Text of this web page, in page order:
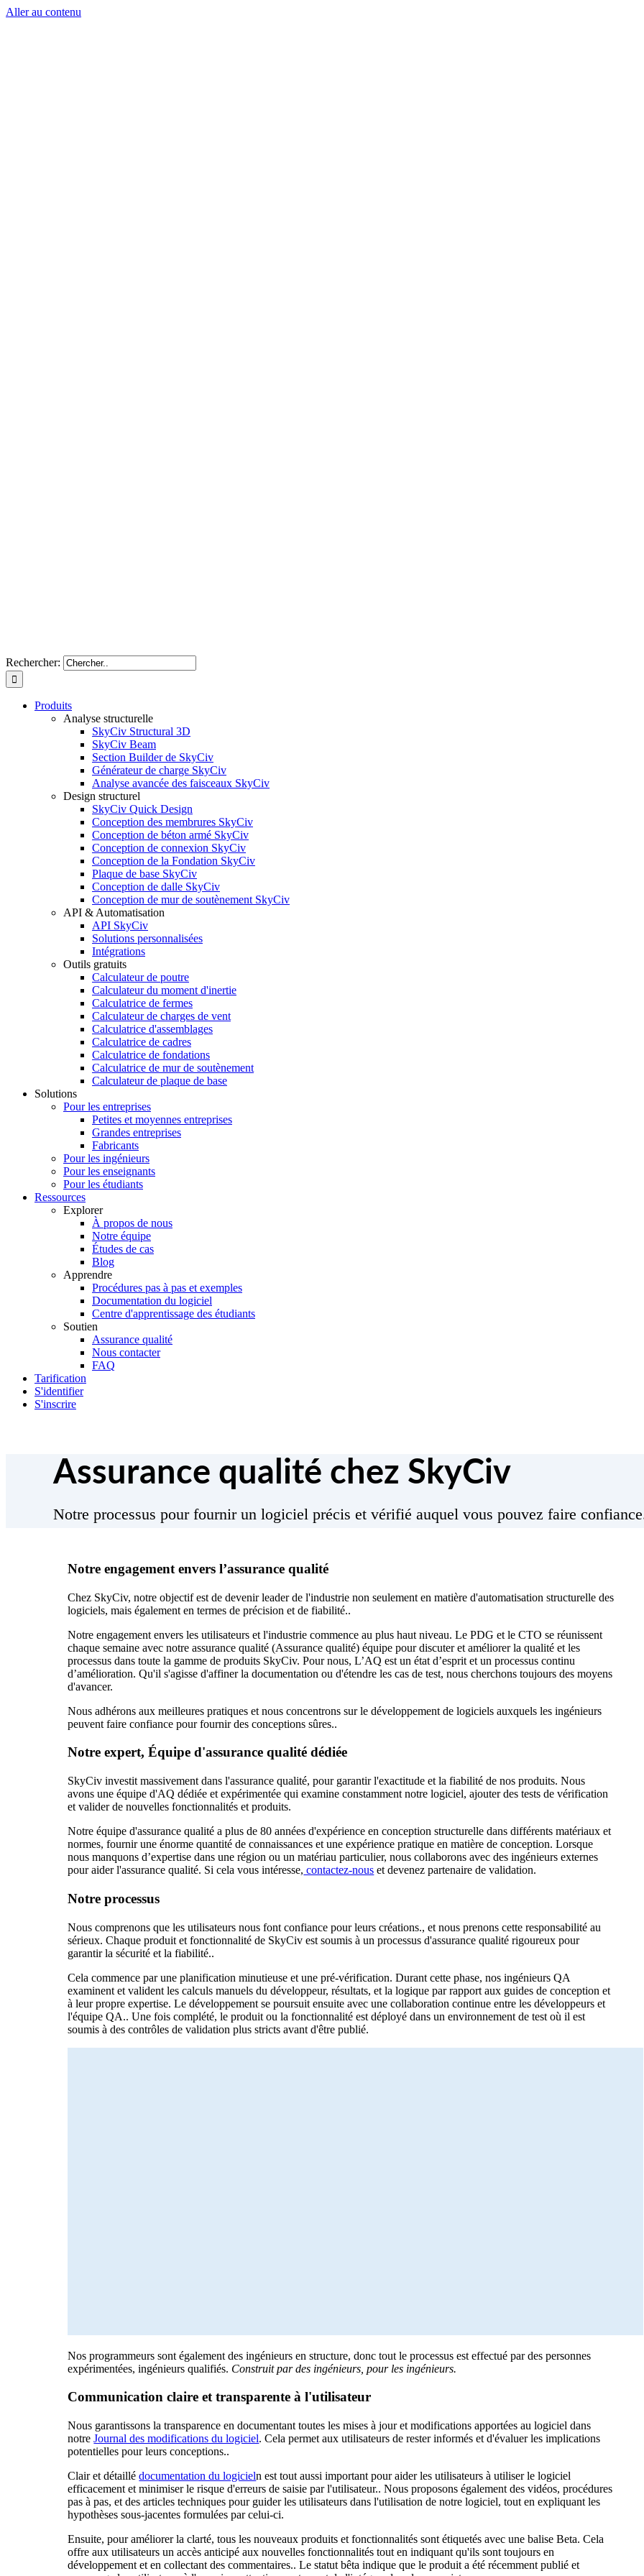
Aller au contenu
Rechercher:
Produits
Analyse structurelle
SkyCiv Structural 3D
SkyCiv Beam
Section Builder de SkyCiv
Générateur de charge SkyCiv
Analyse avancée des faisceaux SkyCiv
Design structurel
SkyCiv Quick Design
Conception des membrures SkyCiv
Conception de béton armé SkyCiv
Conception de connexion SkyCiv
Conception de la Fondation SkyCiv
Plaque de base SkyCiv
Conception de dalle SkyCiv
Conception de mur de soutènement SkyCiv
API & Automatisation
API SkyCiv
Solutions personnalisées
Intégrations
Outils gratuits
Calculateur de poutre
Calculateur du moment d'inertie
Calculatrice de fermes
Calculateur de charges de vent
Calculatrice d'assemblages
Calculatrice de cadres
Calculatrice de fondations
Calculatrice de mur de soutènement
Calculateur de plaque de base
Solutions
Pour les entreprises
Petites et moyennes entreprises
Grandes entreprises
Fabricants
Pour les ingénieurs
Pour les enseignants
Pour les étudiants
Ressources
Explorer
À propos de nous
Notre équipe
Études de cas
Blog
Apprendre
Procédures pas à pas et exemples
Documentation du logiciel
Centre d'apprentissage des étudiants
Soutien
Assurance qualité
Nous contacter
FAQ
Tarification
S'identifier
S'inscrire
Assurance qualité chez SkyCiv
Notre processus pour fournir un logiciel précis et vérifié auquel vous pouvez faire
Notre engagement envers l’assurance qualité
Chez SkyCiv, notre objectif est de devenir leader de l'industrie non seulement en matière d'automatisation structurelle des
logiciels, mais également en termes de précision et de fiabilité..
Notre engagement envers les utilisateurs et l'industrie commence au plus haut niveau. Le PDG et le CTO se réunissent
chaque semaine avec notre assurance qualité (Assurance qualité) équipe pour discuter et améliorer la qualité et les
processus dans toute la gamme de produits SkyCiv. Pour nous, L’AQ est un état d’esprit et un processus continu
d’amélioration. Qu'il s'agisse d'affiner la documentation ou d'étendre les cas de test, nous cherchons toujours des moyens
d'avancer.
Nous adhérons aux meilleures pratiques et nous concentrons sur le développement de logiciels auxquels les ingénieurs
peuvent faire confiance pour fournir des conceptions sûres..
Notre expert, Équipe d'assurance qualité dédiée
SkyCiv investit massivement dans l'assurance qualité, pour garantir l'exactitude et la fiabilité de nos produits. Nous
avons une équipe d'AQ dédiée et expérimentée qui examine constamment notre logiciel, ajouter des tests de vérification
et valider de nouvelles fonctionnalités et produits.
Notre équipe d'assurance qualité a plus de 80 années d'expérience en conception structurelle dans différents matériaux et
normes, fournir une énorme quantité de connaissances et une expérience pratique en matière de conception. Lorsque
nous manquons d’expertise dans une région ou un matériau particulier, nous collaborons avec des ingénieurs externes
pour aider l'assurance qualité. Si cela vous intéresse, contactez-nous et devenez partenaire de validation.
Notre processus
Nous comprenons que les utilisateurs nous font confiance pour leurs créations., et nous prenons cette responsabilité au
sérieux. Chaque produit et fonctionnalité de SkyCiv est soumis à un processus d'assurance qualité rigoureux pour
garantir la sécurité et la fiabilité..
Cela commence par une planification minutieuse et une pré-vérification. Durant cette phase, nos ingénieurs QA
examinent et valident les calculs manuels du développeur, résultats, et la logique par rapport aux guides de conception et
à leur propre expertise. Le développement se poursuit ensuite avec une collaboration continue entre les développeurs et
l'équipe QA.. Une fois complété, le produit ou la fonctionnalité est déployé dans un environnement de test où il est
soumis à des contrôles de validation plus stricts avant d'être publié.
Nos programmeurs sont également des ingénieurs en structure, donc tout le processus est effectué par des personnes
expérimentées, ingénieurs qualifiés. Construit par des ingénieurs, pour les ingénieurs.
Communication claire et transparente à l'utilisateur
Nous garantissons la transparence en documentant toutes les mises à jour et modifications apportées au logiciel dans
notreJournal des modifications du logiciel. Cela permet aux utilisateurs de rester informés et d'évaluer les implications
potentielles pour leurs conceptions..
Clair et détaillédocumentation du logicieln est tout aussi important pour aider les utilisateurs à utiliser le logiciel
efficacement et minimiser le risque d'erreurs de saisie par l'utilisateur.. Nous proposons également des vidéos, procédures
pas à pas, et des articles techniques pour guider les utilisateurs dans l'utilisation de notre logiciel, tout en expliquant les
hypothèses sous-jacentes formulées par celui-ci.
Ensuite, pour améliorer la clarté, tous les nouveaux produits et fonctionnalités sont étiquetés avec une balise Beta. Cela
offre aux utilisateurs un accès anticipé aux nouvelles fonctionnalités tout en indiquant qu'ils sont toujours en
développement et en collectant des commentaires.. Le statut bêta indique que le produit a été récemment publié et